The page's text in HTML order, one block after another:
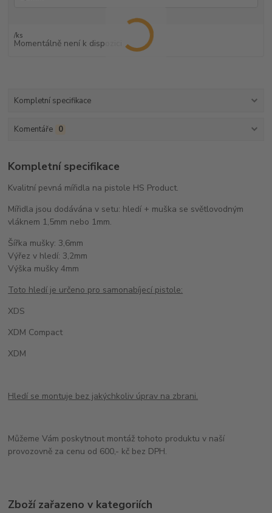
/ks
Momentálně není k dispozici
Kompletní specifikace
Komentáře 0
Kompletní specifikace
Kvalitní pevná mířidla na pistole HS Product.
Mířidla jsou dodávána v setu: hledí + muška se světlovodným
vláknem 1,5mm nebo 1mm.
Šířka mušky: 3,6mm
Výřez v hledí: 3,2mm
Výška mušky 4mm
Toto hledí je určeno pro samonabíjecí pistole:
XDS
XDM Compact
XDM
Hledí se montuje bez jakýchkoliv úprav na zbrani.
Můžeme Vám poskytnout montáž tohoto produktu v naší
provozovně za cenu od 600,- kč bez DPH.
Zboží zařazeno v kategoriích